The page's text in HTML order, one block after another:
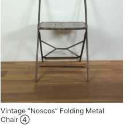
Vintage “Noscos” Folding Metal
Chair ④